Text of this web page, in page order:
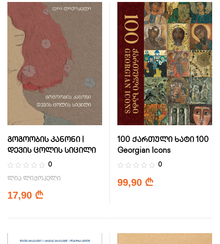
გოგოობის კანონი |
დევის ცოლის სიცილი
0
ლია ლიქოკელი
17,90 ₾
100 ქართული ხატი 100
Georgian Icons
0
99,90 ₾